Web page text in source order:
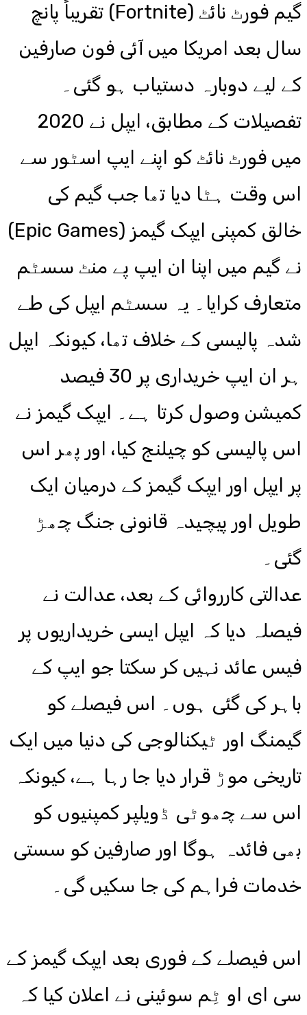
گیم فورٹ نائٹ (Fortnite) تقریباً پانچ
سال بعد امریکا میں آئی فون صارفین
کے لیے دوبارہ دستیاب ہو گئی۔
تفصیلات کے مطابق، ایپل نے 2020
میں فورٹ نائٹ کو اپنے ایپ اسٹور سے
اس وقت ہٹا دیا تھا جب گیم کی
خالق کمپنی ایپک گیمز (Epic Games)
نے گیم میں اپنا ان ایپ پے منٹ سسٹم
متعارف کرایا۔ یہ سسٹم ایپل کی طے
شدہ پالیسی کے خلاف تھا، کیونکہ ایپل
ہر ان ایپ خریداری پر 30 فیصد
کمیشن وصول کرتا ہے۔ ایپک گیمز نے
اس پالیسی کو چیلنج کیا، اور پھر اس
پر ایپل اور ایپک گیمز کے درمیان ایک
طویل اور پیچیدہ قانونی جنگ چھڑ
گئی۔
عدالتی کارروائی کے بعد، عدالت نے
فیصلہ دیا کہ ایپل ایسی خریداریوں پر
فیس عائد نہیں کر سکتا جو ایپ کے
باہر کی گئی ہوں۔ اس فیصلے کو
گیمنگ اور ٹیکنالوجی کی دنیا میں ایک
تاریخی موڑ قرار دیا جا رہا ہے، کیونکہ
اس سے چھوٹی ڈویلپر کمپنیوں کو
بھی فائدہ ہوگا اور صارفین کو سستی
خدمات فراہم کی جا سکیں گی۔
اس فیصلے کے فوری بعد ایپک گیمز کے
سی ای او ٹِم سوئینی نے اعلان کیا کہ